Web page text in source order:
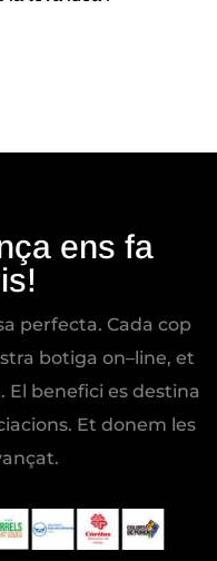
ens fa
perfecta. Cada cop
botiga on–line, et
El benefici es destina
Et donem les